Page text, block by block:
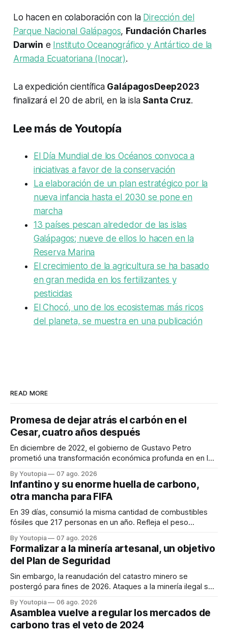
Lo hacen en colaboración con la Dirección del
Parque Nacional Galápagos, Fundación Charles
Darwin e Instituto Oceanográfico y Antártico de la
Armada Ecuatoriana (Inocar).
La expedición científica GalápagosDeep2023
finalizará el 20 de abril, en la isla Santa Cruz.
Lee más de Youtopía
El Día Mundial de los Océanos convoca a
iniciativas a favor de la conservación
La elaboración de un plan estratégico por la
nueva infancia hasta el 2030 se pone en
marcha
13 países pescan alrededor de las islas
Galápagos; nueve de ellos lo hacen en la
Reserva Marina
El crecimiento de la agricultura se ha basado
en gran medida en los fertilizantes y
pesticidas
El Chocó, uno de los ecosistemas más ricos
del planeta, se muestra en una publicación
READ MORE
Promesa de dejar atrás el carbón en el
Cesar, cuatro años después
En diciembre de 2022, el gobierno de Gustavo Petro
prometió una transformación económica profunda en en la
By Youtopia 07 ago. 2026
Infantino y su enorme huella de carbono,
otra mancha para FIFA
En 39 días, consumió la misma cantidad de combustibles
fósiles que 217 personas en un año. Refleja el peso
By Youtopia 07 ago. 2026
Formalizar a la minería artesanal, un objetivo
del Plan de Seguridad
Sin embargo, la reanudación del catastro minero se
postergó para fines de 2026. Ataques a la minería ilegal se
By Youtopia 06 ago. 2026
Asamblea vuelve a regular los mercados de
carbono tras el veto de 2024